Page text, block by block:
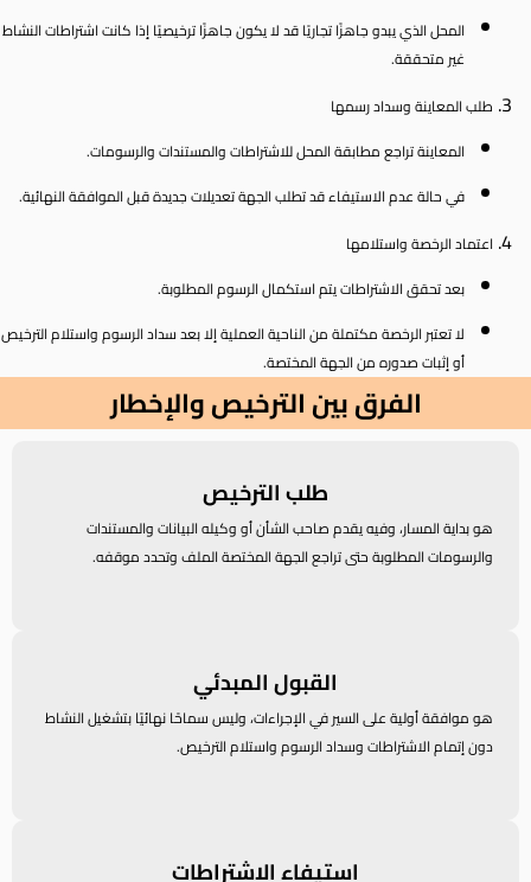
المحل الذي يبدو جاهزًا تجاريًا قد لا يكون جاهزًا ترخيصيًا إذا كانت اشتراطات النشاط
غير متحققة.
طلب المعاينة وسداد رسمها
المعاينة تراجع مطابقة المحل للاشتراطات والمستندات والرسومات.
في حالة عدم الاستيفاء قد تطلب الجهة تعديلات جديدة قبل الموافقة النهائية.
اعتماد الرخصة واستلامها
بعد تحقق الاشتراطات يتم استكمال الرسوم المطلوبة.
لا تعتبر الرخصة مكتملة من الناحية العملية إلا بعد سداد الرسوم واستلام الترخيص
أو إثبات صدوره من الجهة المختصة.
الفرق بين الترخيص والإخطار
طلب الترخيص
هو بداية المسار، وفيه يقدم صاحب الشأن أو وكيله البيانات والمستندات
والرسومات المطلوبة حتى تراجع الجهة المختصة الملف وتحدد موقفه.
القبول المبدئي
هو موافقة أولية على السير في الإجراءات، وليس سماحًا نهائيًا بتشغيل النشاط
دون إتمام الاشتراطات وسداد الرسوم واستلام الترخيص.
استيفاء الاشتراطات